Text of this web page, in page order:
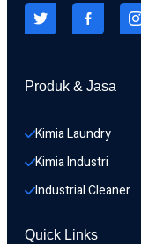
Produk & Jasa
Kimia Laundry
Kimia Industri
Industrial Cleaner
Quick Links